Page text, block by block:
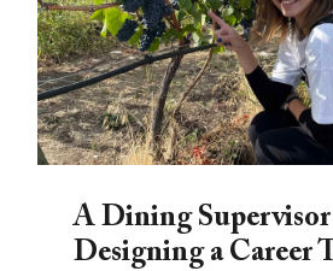
A Dining
Designing a Career